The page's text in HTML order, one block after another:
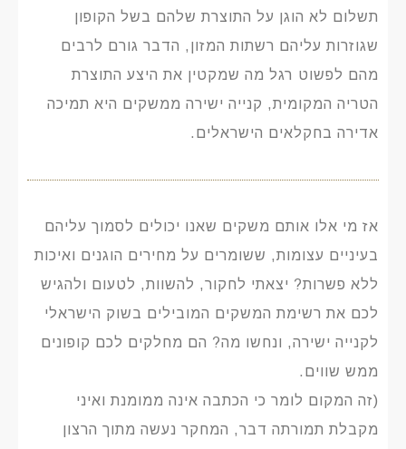
תשלום לא הוגן על התוצרת שלהם בשל הקופון
שגוזרות עליהם רשתות המזון, הדבר גורם לרבים
מהם לפשוט רגל מה שמקטין את היצע התוצרת
הטריה המקומית, קנייה ישירה ממשקים היא תמיכה
אדירה בחקלאים הישראלים.
אז מי אלו אותם משקים שאנו יכולים לסמוך עליהם
בעיניים עצומות, ששומרים על מחירים הוגנים ואיכות
ללא פשרות? יצאתי לחקור, להשוות, לטעום ולהגיש
לכם את רשימת המשקים המובילים בשוק הישראלי
לקנייה ישירה, ונחשו מה? הם מחלקים לכם קופונים
ממש שווים.
(זה המקום לומר כי הכתבה אינה ממומנת ואיני
מקבלת תמורתה דבר, המחקר נעשה מתוך הרצון